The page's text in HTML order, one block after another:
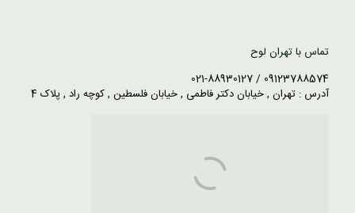
تماس با تهران لوح
09123788574 / 021-88930127
آدرس : تهران , خیابان دکتر فاطمی , خیابان فلسطین , کوچه راد , پلاک 4